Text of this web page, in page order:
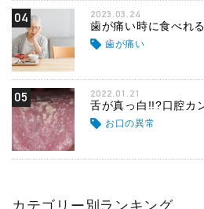
04 2023.03.24
歯が痛い時に食べれ
歯が痛い
05 2022.01.21
舌が真っ白!!?口腔カ
お口の異常